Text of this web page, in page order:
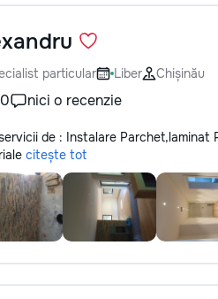
particular Liber Chișinău
nici o recenzie
de : Instalare Parchet,laminat
citește tot